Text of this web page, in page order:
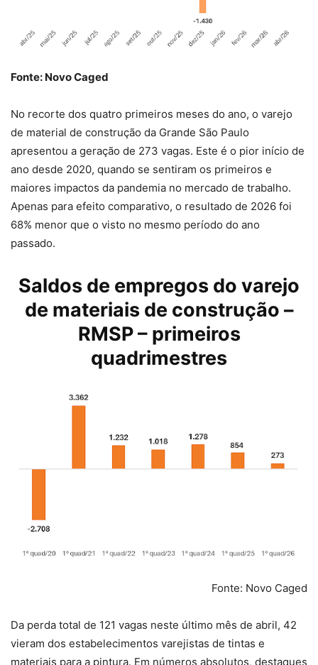
Fonte: Novo Caged
No recorte dos quatro primeiros meses do ano, o varejo
de material de construção da Grande São Paulo
apresentou a geração de 273 vagas. Este é o pior início de
ano desde 2020, quando se sentiram os primeiros e
maiores impactos da pandemia no mercado de trabalho.
Apenas para efeito comparativo, o resultado de 2026 foi
68% menor que o visto no mesmo período do ano
passado.
Saldos de empregos do varejo
de materiais de construção –
RMSP – primeiros
quadrimestres
Fonte: Novo Caged
Da perda total de 121 vagas neste último mês de abril, 42
vieram dos estabelecimentos varejistas de tintas e
materiais para a pintura. Em números absolutos, destaques